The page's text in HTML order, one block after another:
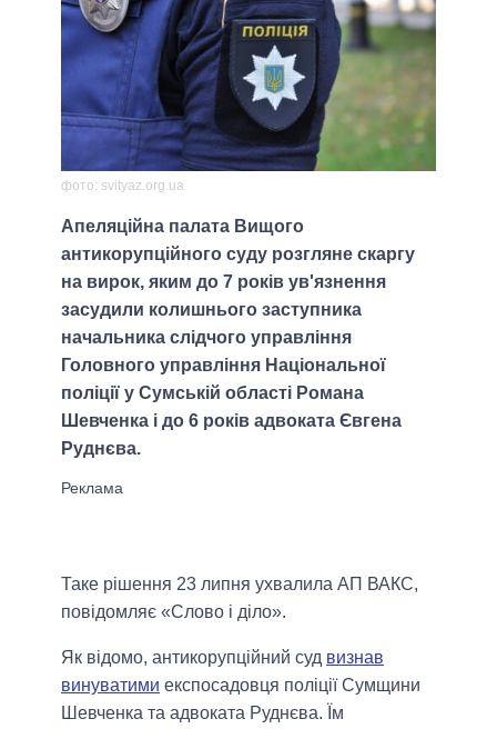
фото: svityaz.org.ua
Апеляційна палата Вищого
антикорупційного суду розгляне скаргу
на вирок, яким до 7 років ув'язнення
засудили колишнього заступника
начальника слідчого управління
Головного управління Національної
поліції у Сумській області Романа
Шевченка і до 6 років адвоката Євгена
Руднєва.
Таке рішення 23 липня ухвалила АП ВАКС,
повідомляє «Слово і діло».
Як відомо, антикорупційний суд визнав
винуватими експосадовця поліції Сумщини
Шевченка та адвоката Руднєва. Їм